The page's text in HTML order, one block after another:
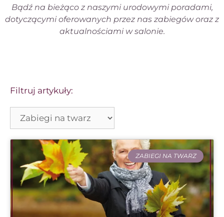
Bądź na bieżąco z naszymi urodowymi poradami,
dotyczącymi oferowanych przez nas zabiegów oraz z
aktualnościami w salonie.​
Filtruj artykuły:
ZABIEGI NA TWARZ